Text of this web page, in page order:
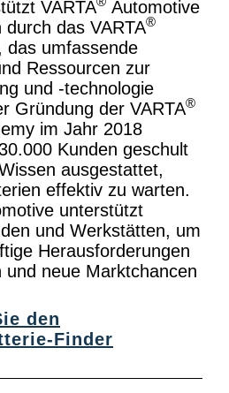
VARTA
Automotive
durch das VARTA®
das umfassende
Ressourcen zur
und -technologie
Gründung der VARTA®
im Jahr 2018
Kunden geschult
ausgestattet,
effektiv zu warten.
unterstützt
und Werkstätten, um
Herausforderungen
und neue Marktchancen
den
Finder